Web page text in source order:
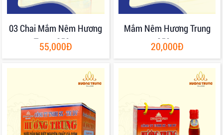
03 Chai Mắm Nêm Hương
Trung 250gr
55,000Đ
Mắm Nêm Hương Trung
250gr
20,000Đ